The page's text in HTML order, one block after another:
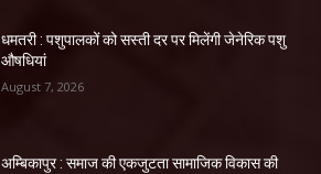
धमतरी : पशुपालकों को सस्ती दर पर मिलेंगी जेनेरिक पशु
औषधियां
August 7, 2026
अम्बिकापुर : समाज की एकजुटता सामाजिक विकास की